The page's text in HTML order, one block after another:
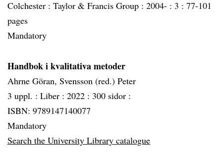
Colchester : Taylor & Francis Group : 2004- : 3 : 77-101
pages
Mandatory
Handbok i kvalitativa metoder
Ahrne Göran, Svensson (red.) Peter
3 uppl. : Liber : 2022 : 300 sidor :
ISBN: 9789147140077
Mandatory
Search the University Library catalogue